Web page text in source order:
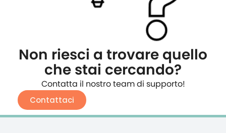
Non riesci a trovare quello
che stai cercando?
Contatta il nostro team di supporto!
Contattaci